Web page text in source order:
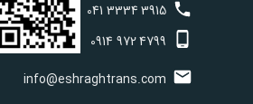
041 33343915
0914 9724799
info@eshraghtrans.com